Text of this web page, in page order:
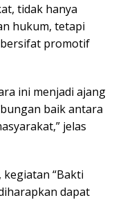
tidak hanya
hukum, tetapi
bersifat promotif
ini menjadi ajang
baik antara
jelas
“Bakti
dapat